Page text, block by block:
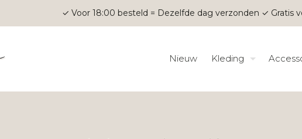
✓ Voor 18:00 besteld = Dezelfde dag verzonden ✓ Gratis
Nieuw Kleding